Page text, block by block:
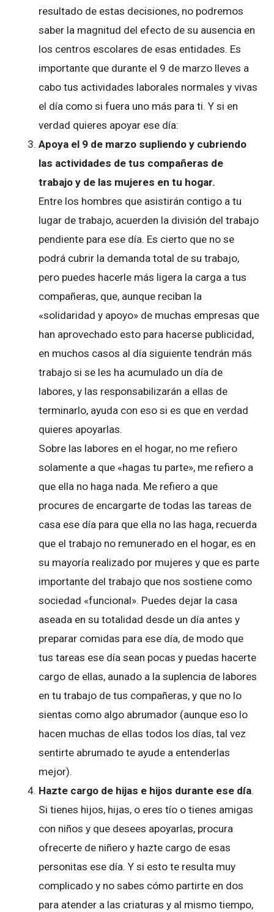
resultado de estas decisiones, no podremos
saber la magnitud del efecto de su ausencia en
los centros escolares de esas entidades. Es
importante que durante el 9 de marzo lleves a
cabo tus actividades laborales normales y vivas
el día como si fuera uno más para ti. Y si en
verdad quieres apoyar ese día:
Apoya el 9 de marzo supliendo y cubriendo
las actividades de tus compañeras de
trabajo y de las mujeres en tu hogar.
Entre los hombres que asistirán contigo a tu
lugar de trabajo, acuerden la división del trabajo
pendiente para ese día. Es cierto que no se
podrá cubrir la demanda total de su trabajo,
pero puedes hacerle más ligera la carga a tus
compañeras, que, aunque reciban la
«solidaridad y apoyo» de muchas empresas que
han aprovechado esto para hacerse publicidad,
en muchos casos al día siguiente tendrán más
trabajo si se les ha acumulado un día de
labores, y las responsabilizarán a ellas de
terminarlo, ayuda con eso si es que en verdad
quieres apoyarlas.
Sobre las labores en el hogar, no me refiero
solamente a que «hagas tu parte», me refiero a
que ella no haga nada. Me refiero a que
procures de encargarte de todas las tareas de
casa ese día para que ella no las haga, recuerda
que el trabajo no remunerado en el hogar, es en
su mayoría realizado por mujeres y que es parte
importante del trabajo que nos sostiene como
sociedad «funcional». Puedes dejar la casa
aseada en su totalidad desde un día antes y
preparar comidas para ese día, de modo que
tus tareas ese día sean pocas y puedas hacerte
cargo de ellas, aunado a la suplencia de labores
en tu trabajo de tus compañeras, y que no lo
sientas como algo abrumador (aunque eso lo
hacen muchas de ellas todos los días, tal vez
sentirte abrumado te ayude a entenderlas
mejor).
Hazte cargo de hijas e hijos durante ese día.
Si tienes hijos, hijas, o eres tío o tienes amigas
con niños y que desees apoyarlas, procura
ofrecerte de niñero y hazte cargo de esas
personitas ese día. Y si esto te resulta muy
complicado y no sabes cómo partirte en dos
para atender a las criaturas y al mismo tiempo,